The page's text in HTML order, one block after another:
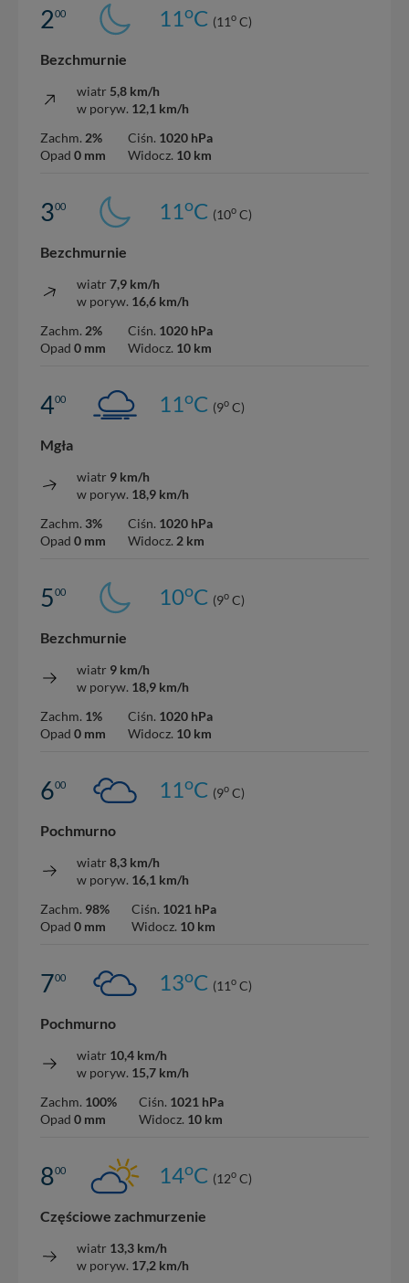
200 11oC (11o C)
Bezchmurnie
wiatr 5,8 km/h
w poryw. 12,1 km/h
Zachm. 2%
Opad 0 mm
Ciśn. 1020 hPa
Widocz. 10 km
300 11oC (10o C)
Bezchmurnie
wiatr 7,9 km/h
w poryw. 16,6 km/h
Zachm. 2%
Opad 0 mm
Ciśn. 1020 hPa
Widocz. 10 km
400 11oC (9o C)
Mgła
wiatr 9 km/h
w poryw. 18,9 km/h
Zachm. 3%
Opad 0 mm
Ciśn. 1020 hPa
Widocz. 2 km
500 10oC (9o C)
Bezchmurnie
wiatr 9 km/h
w poryw. 18,9 km/h
Zachm. 1%
Opad 0 mm
Ciśn. 1020 hPa
Widocz. 10 km
600 11oC (9o C)
Pochmurno
wiatr 8,3 km/h
w poryw. 16,1 km/h
Zachm. 98%
Opad 0 mm
Ciśn. 1021 hPa
Widocz. 10 km
700 13oC (11o C)
Pochmurno
wiatr 10,4 km/h
w poryw. 15,7 km/h
Zachm. 100%
Opad 0 mm
Ciśn. 1021 hPa
Widocz. 10 km
800 14oC (12o C)
Częściowe zachmurzenie
wiatr 13,3 km/h
w poryw. 17,2 km/h